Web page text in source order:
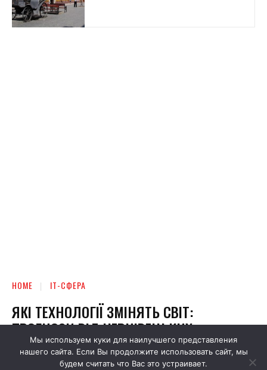
Мы используем куки для наилучшего представления
нашего сайта. Если Вы продолжите использовать сайт, мы
будем считать что Вас это устраивает.